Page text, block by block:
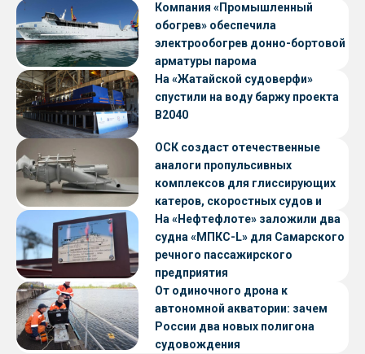
Компания «Промышленный
обогрев» обеспечила
электрообогрев донно-бортовой
арматуры парома
«Петропавловск» проекта CNF22
На «Жатайской судоверфи»
спустили на воду баржу проекта
В2040
ОСК создаст отечественные
аналоги пропульсивных
комплексов для глиссирующих
катеров, скоростных судов и
судов с малой осадкой
На «Нефтефлоте» заложили два
судна «МПКС-L» для Самарского
речного пассажирского
предприятия
От одиночного дрона к
автономной акватории: зачем
России два новых полигона
судовождения